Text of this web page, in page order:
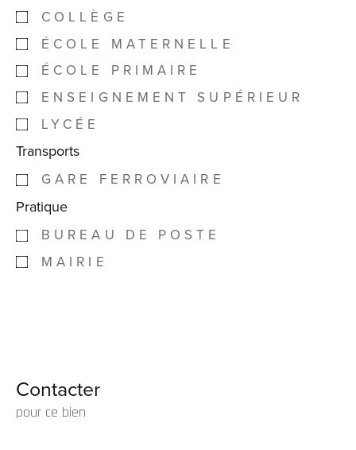
COLLÈGE
ÉCOLE MATERNELLE
ÉCOLE PRIMAIRE
ENSEIGNEMENT SUPÉRIEUR
LYCÉE
Transports
GARE FERROVIAIRE
Pratique
BUREAU DE POSTE
MAIRIE
Contacter
pour ce bien